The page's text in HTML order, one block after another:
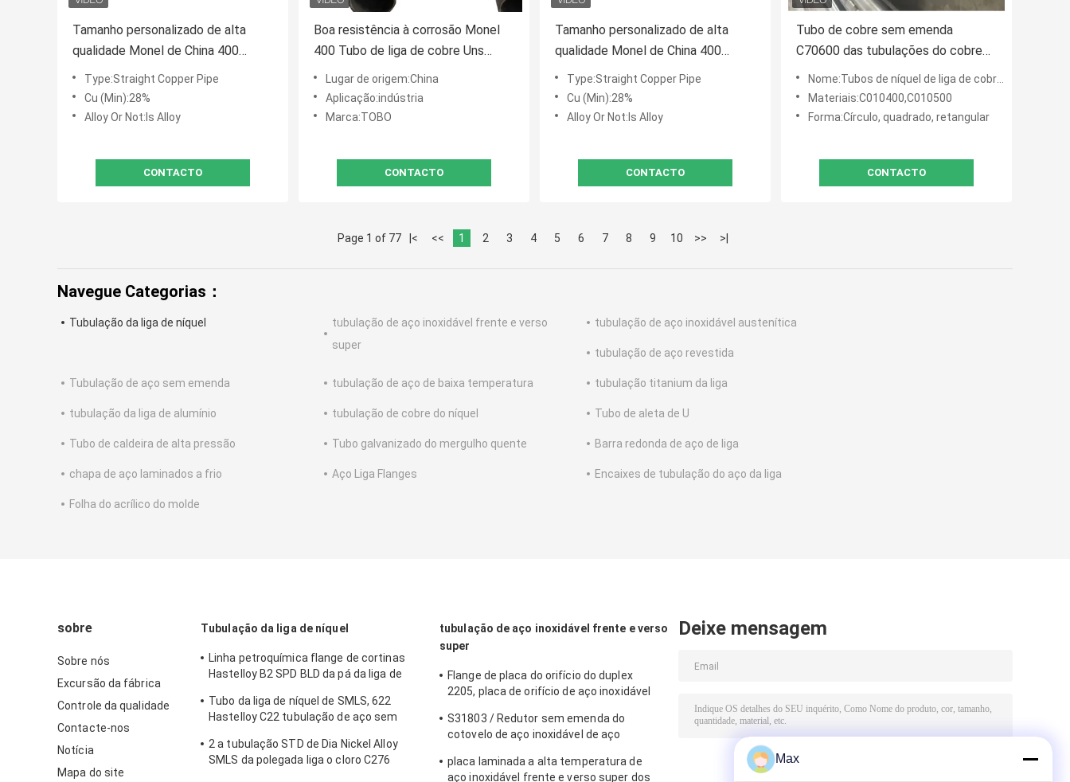
Tamanho personalizado de alta
qualidade Monel de China 400
barras N04400 do tubo das
tubulações de aço de liga do níquel
Type:Straight Copper Pipe
Cu (Min):28%
Alloy Or Not:Is Alloy
CONTACTO
Boa resistência à corrosão Monel
400 Tubo de liga de cobre Uns
N04400 2.4360 Tubo sem costura
de níquel
Lugar de origem:China
Aplicação:indústria
Marca:TOBO
CONTACTO
Tamanho personalizado de alta
qualidade Monel de China 400
barras N04400 do tubo das
tubulações de aço de liga do níquel
Type:Straight Copper Pipe
Cu (Min):28%
Alloy Or Not:Is Alloy
CONTACTO
Tubo de cobre sem emenda
C70600 das tubulações do cobre
do tubo do níquel da liga de cobre
C71500 C12200
Nome:Tubos de níquel de liga de cobre sem costura
Materiais:C010400,C010500
Forma:Círculo, quadrado, retangular
CONTACTO
Page 1 of 77 |< << 1 2 3 4 5 6 7 8 9 10 >> >|
Navegue Categorias：
Tubulação da liga de níquel
tubulação de aço inoxidável frente e verso
super
tubulação de aço inoxidável austenítica
tubulação de aço revestida
Tubulação de aço sem emenda tubulação de aço de baixa temperatura tubulação titanium da liga
tubulação da liga de alumínio tubulação de cobre do níquel Tubo de aleta de U
Tubo de caldeira de alta pressão Tubo galvanizado do mergulho quente Barra redonda de aço de liga
chapa de aço laminados a frio Aço Liga Flanges Encaixes de tubulação do aço da liga
Folha do acrílico do molde
sobre
Sobre nós
Excursão da fábrica
Controle da qualidade
Contacte-nos
Notícia
Mapa do site
Tubulação da liga de níquel
Linha petroquímica flange de cortinas
Hastelloy B2 SPD BLD da pá da liga de
Tubo da liga de níquel de SMLS, 622
Hastelloy C22 tubulação de aço sem
2 a tubulação STD de Dia Nickel Alloy
SMLS da polegada liga o cloro C276
tubulação de aço inoxidável frente e verso
super
Flange de placa do orifício do duplex
2205, placa de orifício de aço inoxidável
S31803 / Redutor sem emenda do
cotovelo de aço inoxidável de aço
encaixes de tubulação S32205 304
placa laminada a alta temperatura de
aço inoxidável frente e verso super dos
Deixe mensagem
Max